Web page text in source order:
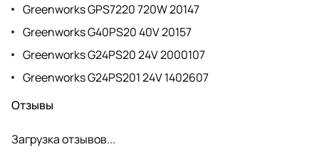
Greenworks GPS7220 720W 20147
Greenworks G40PS20 40V 20157
Greenworks G24PS20 24V 2000107
Greenworks G24PS201 24V 1402607
Отзывы
Загрузка отзывов...